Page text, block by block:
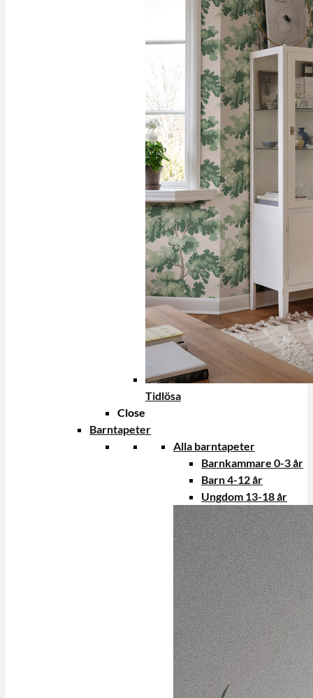
Tidlösa
Close
Barntapeter
Alla barntapeter
Barnkammare 0-3 år
Barn 4-12 år
Ungdom 13-18 år